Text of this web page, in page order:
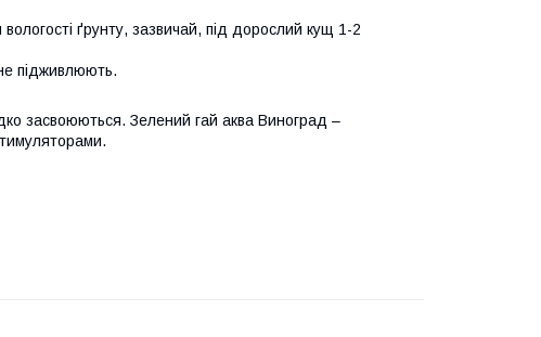
ґрунту, зазвичай, під дорослий кущ 1-2
підживлюють.
засвоюються. Зелений гай аква Виноград –